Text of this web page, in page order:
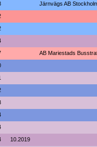
Järnvägs AB
AB Mariestads
10.2019